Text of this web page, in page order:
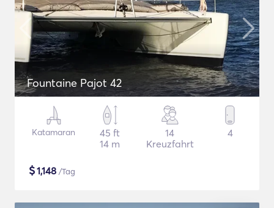
Fountaine Pajot 42
Katamaran
45 ft
14 m
14
Kreuzfahrt
4
$1,148 /Tag